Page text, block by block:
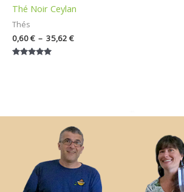
Thé Noir Ceylan
Thés
0,60€ – 35,62 €